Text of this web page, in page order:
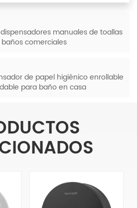
manuales de toallas
comerciales
de papel higiénico enrollable
para baño en casa